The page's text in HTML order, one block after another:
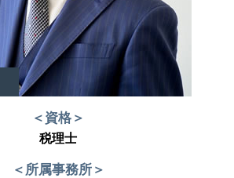
＜資格＞
税理士
＜所属事務所＞